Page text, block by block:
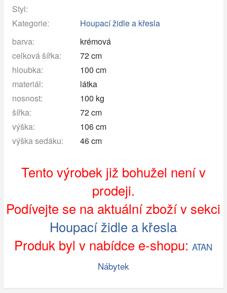
Styl:
Kategorie:
Houpací židle a křesla
barva:
krémová
celková šířka:
72 cm
hloubka:
100 cm
materiál:
látka
nosnost:
100 kg
šířka:
72 cm
výška:
106 cm
výška sedáku:
46 cm
Tento výrobek již bohužel není v
prodeji.
Podívejte se na aktuální zboží v sekci
Houpací židle a křesla
Produk byl v nabídce e-shopu:ATAN
Nábytek